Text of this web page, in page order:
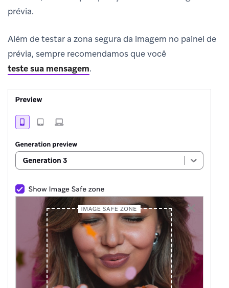
prévia.
Além de testar a zona segura da imagem no painel de
prévia, sempre recomendamos que você
teste sua mensagem.